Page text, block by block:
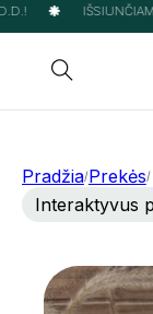
Pradžia/Prekės/
Interaktyvus